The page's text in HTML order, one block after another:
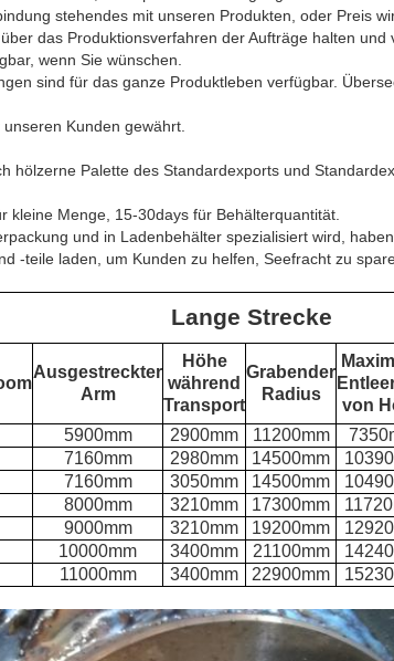
stehendes mit unseren Produkten, oder Preis
das Produktionsverfahren der Aufträge halten und
wenn Sie wünschen.
sind für das ganze Produktleben verfügbar.
Kunden gewährt.
hölzerne Palette des Standardexports und
kleine Menge, 15-30days für Behälterquantität.
und in Ladenbehälter spezialisiert wird,
-teile laden, um Kunden zu helfen, Seefracht zu
Lange Strecke
Ausgestreckter
Arm
Höhe
während
Transport
Grabender
Radius
von
5900mm 2900mm 11200mm
7160mm 2980mm 14500mm
7160mm 3050mm 14500mm
8000mm 3210mm 17300mm
9000mm 3210mm 19200mm
10000mm 3400mm 21100mm
11000mm 3400mm 22900mm